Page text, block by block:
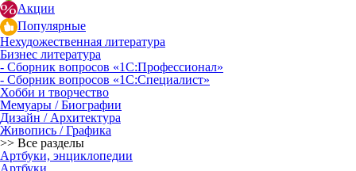
Акции
Популярные
Нехудожественная литература
Бизнес литература
- Сборник вопросов «1С:Профессионал»
- Сборник вопросов «1С:Специалист»
Хобби и творчество
Мемуары / Биографии
Дизайн / Архитектура
Живопись / Графика
>> Все разделы
Артбуки, энциклопедии
Артбуки